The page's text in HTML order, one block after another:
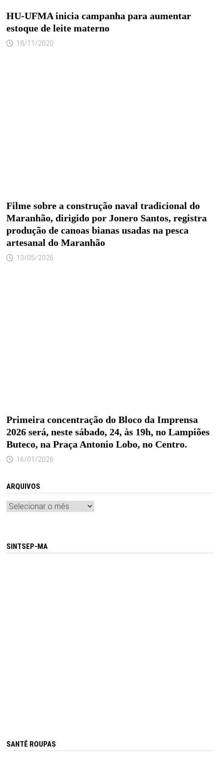
HU-UFMA inicia campanha para aumentar
estoque de leite materno
18/11/2020
Filme sobre a construção naval tradicional do
Maranhão, dirigido por Jonero Santos, registra
produção de canoas bianas usadas na pesca
artesanal do Maranhão
13/05/2026
Primeira concentração do Bloco da Imprensa
2026 será, neste sábado, 24, às 19h, no Lampiões
Buteco, na Praça Antonio Lobo, no Centro.
16/01/2026
ARQUIVOS
Arquivos
SINTSEP-MA
SANTÊ ROUPAS